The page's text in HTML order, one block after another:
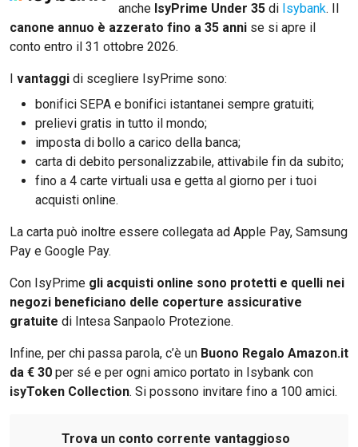
anche IsyPrime Under 35 di Isybank. Il
canone annuo è azzerato fino a 35 anni se si apre il
conto entro il 31 ottobre 2026.
I vantaggi di scegliere IsyPrime sono:
bonifici SEPA e bonifici istantanei sempre gratuiti;
prelievi gratis in tutto il mondo;
imposta di bollo a carico della banca;
carta di debito personalizzabile, attivabile fin da subito;
fino a 4 carte virtuali usa e getta al giorno per i tuoi
acquisti online.
La carta può inoltre essere collegata ad Apple Pay, Samsung
Pay e Google Pay.
Con IsyPrime gli acquisti online sono protetti e quelli nei
negozi beneficiano delle coperture assicurative
gratuite di Intesa Sanpaolo Protezione.
Infine, per chi passa parola, c’è un Buono Regalo Amazon.it
da € 30 per sé e per ogni amico portato in Isybank con
isyToken Collection. Si possono invitare fino a 100 amici.
Trova un conto corrente vantaggioso